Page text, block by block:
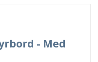
- Med